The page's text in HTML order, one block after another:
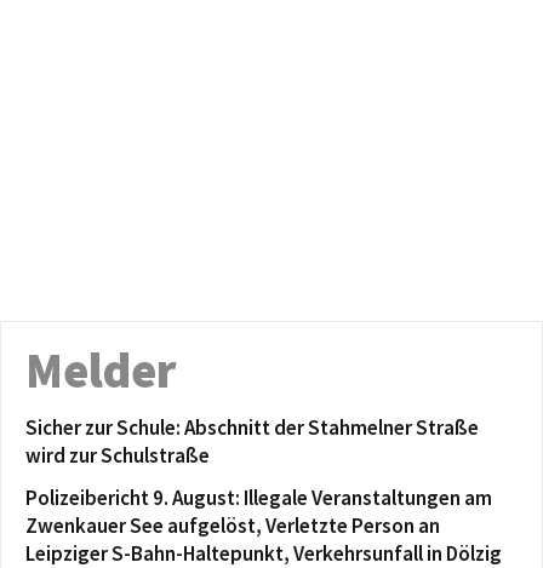
Melder
Sicher zur Schule: Abschnitt der Stahmelner Straße
wird zur Schulstraße
Polizeibericht 9. August: Illegale Veranstaltungen am
Zwenkauer See aufgelöst, Verletzte Person an
Leipziger S-Bahn-Haltepunkt, Verkehrsunfall in Dölzig